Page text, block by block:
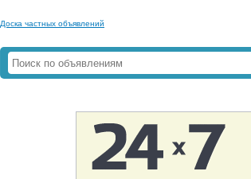
Доска частных объявлений